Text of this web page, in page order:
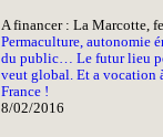
A financer : La Marcotte,
Permaculture, autonomie
du public… Le futur lieu
veut global. Et a vocation
France !
8/02/2016